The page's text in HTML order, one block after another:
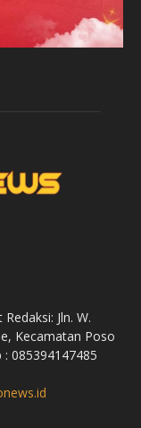
Jln. W.
Kecamatan Poso
085394147485